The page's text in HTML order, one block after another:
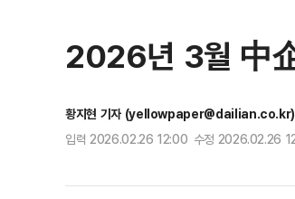
2026년 3월 中
황지현 기자 (yellowpaper@dailian.co.kr)
입력 2026.02.26 12:00 수정 2026.02.26